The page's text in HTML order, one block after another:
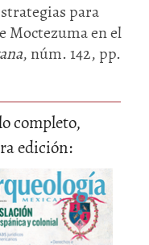
para
Moctezuma en el
, núm. 142, pp.
completo,
edición: